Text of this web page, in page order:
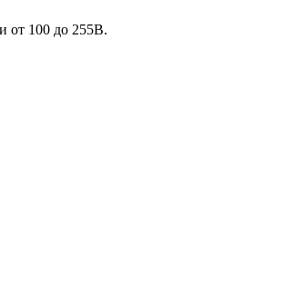
от 100 до 255В.